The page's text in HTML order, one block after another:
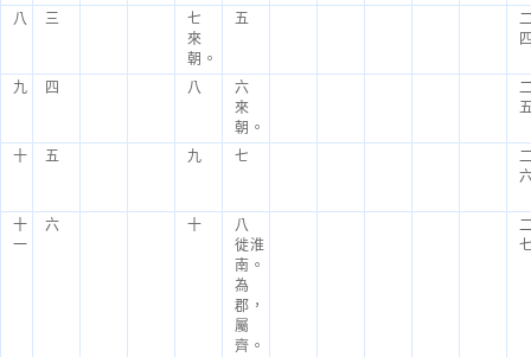
八 三
七
來
朝。
五
九 四 八
六
來
朝。
十 五 九 七
十
一
六 十
八
徙淮
南。
為
郡，
屬
齊。